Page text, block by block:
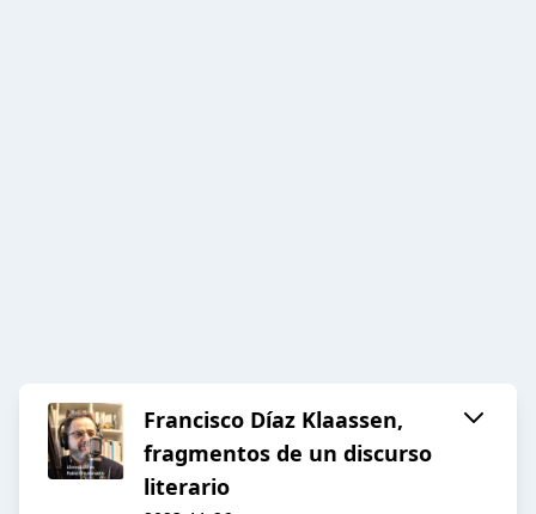
Francisco Díaz Klaassen,
fragmentos de un discurso
literario